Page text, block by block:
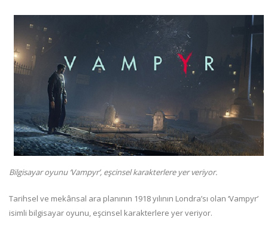
Bilgisayar oyunu ‘Vampyr’, eşcinsel karakterlere yer veriyor.
Tarihsel ve mekânsal ara planının 1918 yılının Londra’sı olan ‘Vampyr’
isimli bilgisayar oyunu, eşcinsel karakterlere yer veriyor.